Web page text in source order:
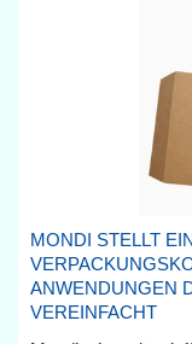
MONDI STELLT
ANWENDUNGEN
VEREINFACHT